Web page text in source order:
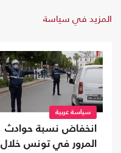
المزيد في سياسة
سياسة عربية
انخفاض نسبة حوادث
المرور في تونس خلال